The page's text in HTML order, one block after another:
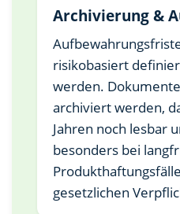
Archivierung &
risikobasiert
werden.
archiviert werden,
Jahren noch lesbar
besonders bei
gesetzlichen